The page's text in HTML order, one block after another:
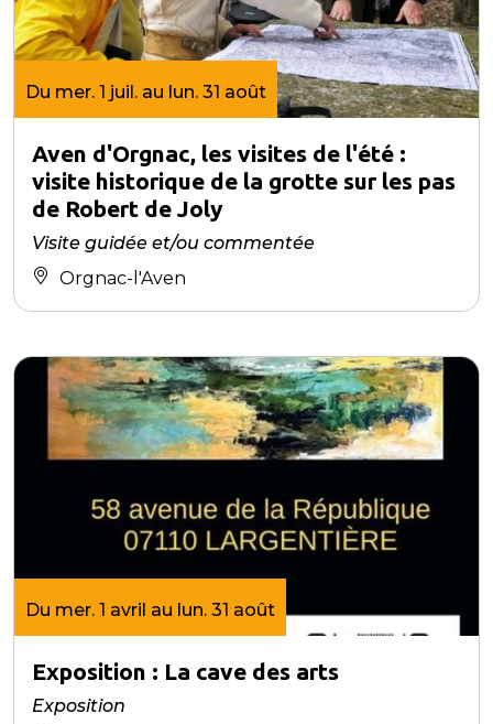
Du mer. 1 juil. au lun. 31 août
Aven d'Orgnac, les visites de l'été :
visite historique de la grotte sur les pas
de Robert de Joly
Visite guidée et/ou commentée
Orgnac-l'Aven
Du mer. 1 avril au lun. 31 août
Exposition : La cave des arts
Exposition